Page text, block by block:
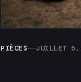
PIÈCES JUILLET